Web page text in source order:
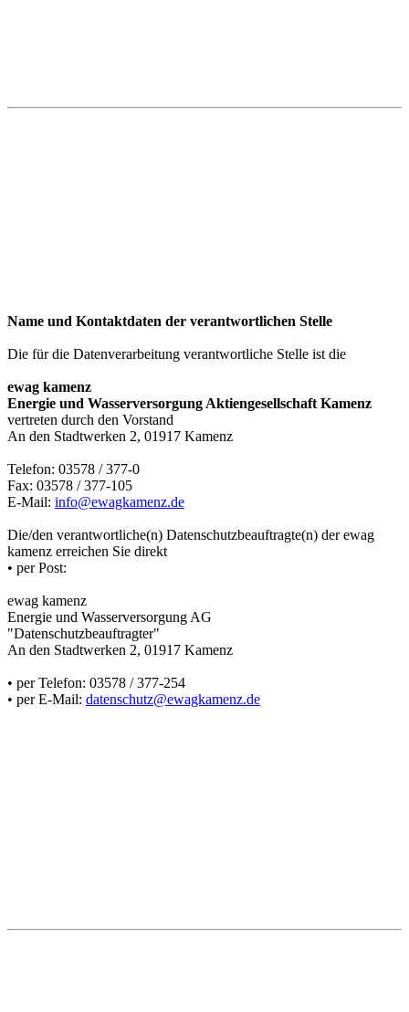
Name und Kontaktdaten der verantwortlichen Stelle
Die für die Datenverarbeitung verantwortliche Stelle ist die
ewag kamenz
Energie und Wasserversorgung Aktiengesellschaft Kamenz
vertreten durch den Vorstand
An den Stadtwerken 2, 01917 Kamenz
Telefon: 03578 / 377-0
Fax: 03578 / 377-105
E-Mail: info@ewagkamenz.de
Die/den verantwortliche(n) Datenschutzbeauftragte(n) der ewag
kamenz erreichen Sie direkt
• per Post:
ewag kamenz
Energie und Wasserversorgung AG
"Datenschutzbeauftragter"
An den Stadtwerken 2, 01917 Kamenz
• per Telefon: 03578 / 377-254
• per E-Mail: datenschutz@ewagkamenz.de